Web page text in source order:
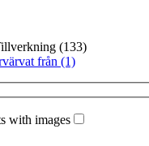
(133)
från (1)
with images